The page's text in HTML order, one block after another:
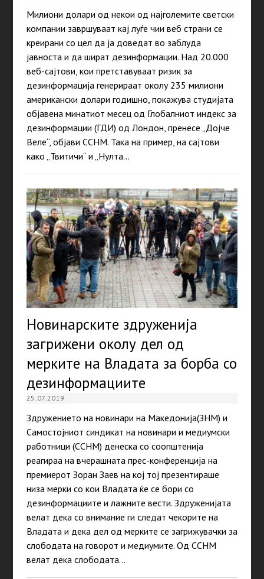
Милиони долари од некои од најголемите светски
компании завршуваат кај луѓе чии веб страни се
креирани со цел да ја доведат во заблуда
јавноста и да шират дезинформации. Над 20.000
веб-сајтови, кои претставуваат ризик за
дезинформација генерираат околу 235 милиони
американски долари годишно, покажува студијата
објавена минатиот месец од Глобалниот индекс за
дезинформации (ГДИ) од Лондон, пренесе „Дојче
Веле“, објави ССНМ. Така на пример, на сајтови
како „Твитичи“ и „Нулта…
Новинарските здруженија
загрижени околу дел од
мерките на Владата за борба со
дезинформациите
25.07.2019
Здружението на новинари на Македонија(ЗНМ) и
Самостојниот синдикат на новинари и медиумски
работници (ССНМ) денеска со соопштенија
реагираа на вчерашната прес-конференција на
премиерот Зоран Заев на кој тој презентираше
низа мерки со кои Владата ќе се бори со
дезинформациите и лажните вести. Здруженијата
велат дека со внимание ги следат чекорите на
Владата и дека дел од мерките се загрижувачки за
слободата на говорот и медиумите. Од ССНМ
велат дека слободата…